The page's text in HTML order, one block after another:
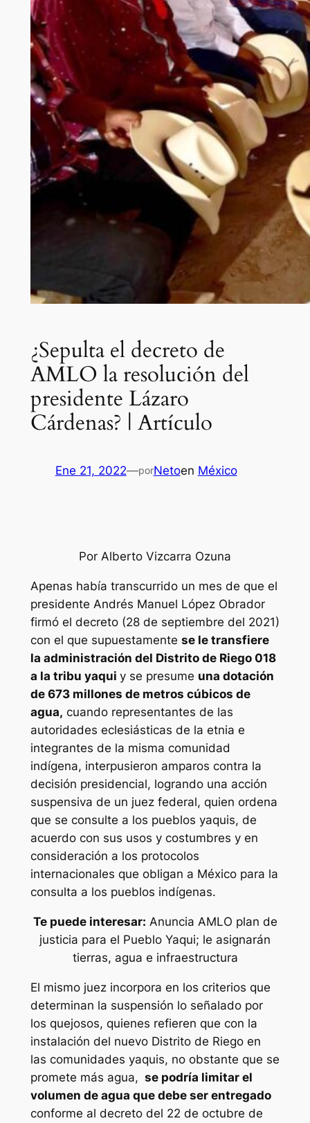
¿Sepulta el decreto de
AMLO la resolución del
presidente Lázaro
Cárdenas? | Artículo
Ene 21, 2022—porNetoen México
Por Alberto Vizcarra Ozuna
Apenas había transcurrido un mes de que el
presidente Andrés Manuel López Obrador
firmó el decreto (28 de septiembre del 2021)
con el que supuestamente se le transfiere
la administración del Distrito de Riego 018
a la tribu yaqui y se presume una dotación
de 673 millones de metros cúbicos de
agua, cuando representantes de las
autoridades eclesiásticas de la etnia e
integrantes de la misma comunidad
indígena, interpusieron amparos contra la
decisión presidencial, logrando una acción
suspensiva de un juez federal, quien ordena
que se consulte a los pueblos yaquis, de
acuerdo con sus usos y costumbres y en
consideración a los protocolos
internacionales que obligan a México para la
consulta a los pueblos indígenas.
Te puede interesar: Anuncia AMLO plan de
justicia para el Pueblo Yaqui; le asignarán
tierras, agua e infraestructura
El mismo juez incorpora en los criterios que
determinan la suspensión lo señalado por
los quejosos, quienes refieren que con la
instalación del nuevo Distrito de Riego en
las comunidades yaquis, no obstante que se
promete más agua, se podría limitar el
volumen de agua que debe ser entregado
conforme al decreto del 22 de octubre de